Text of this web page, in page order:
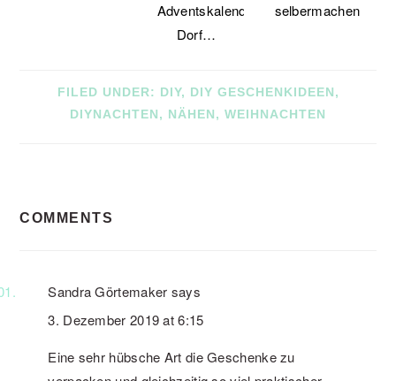
Adventskalender-
Dorf…
selbermachen
FILED UNDER: DIY, DIY GESCHENKIDEEN,
DIYNACHTEN, NÄHEN, WEIHNACHTEN
INTERACTIONS
COMMENTS
Sandra Görtemaker says
3. Dezember 2019 at 6:15
Eine sehr hübsche Art die Geschenke zu